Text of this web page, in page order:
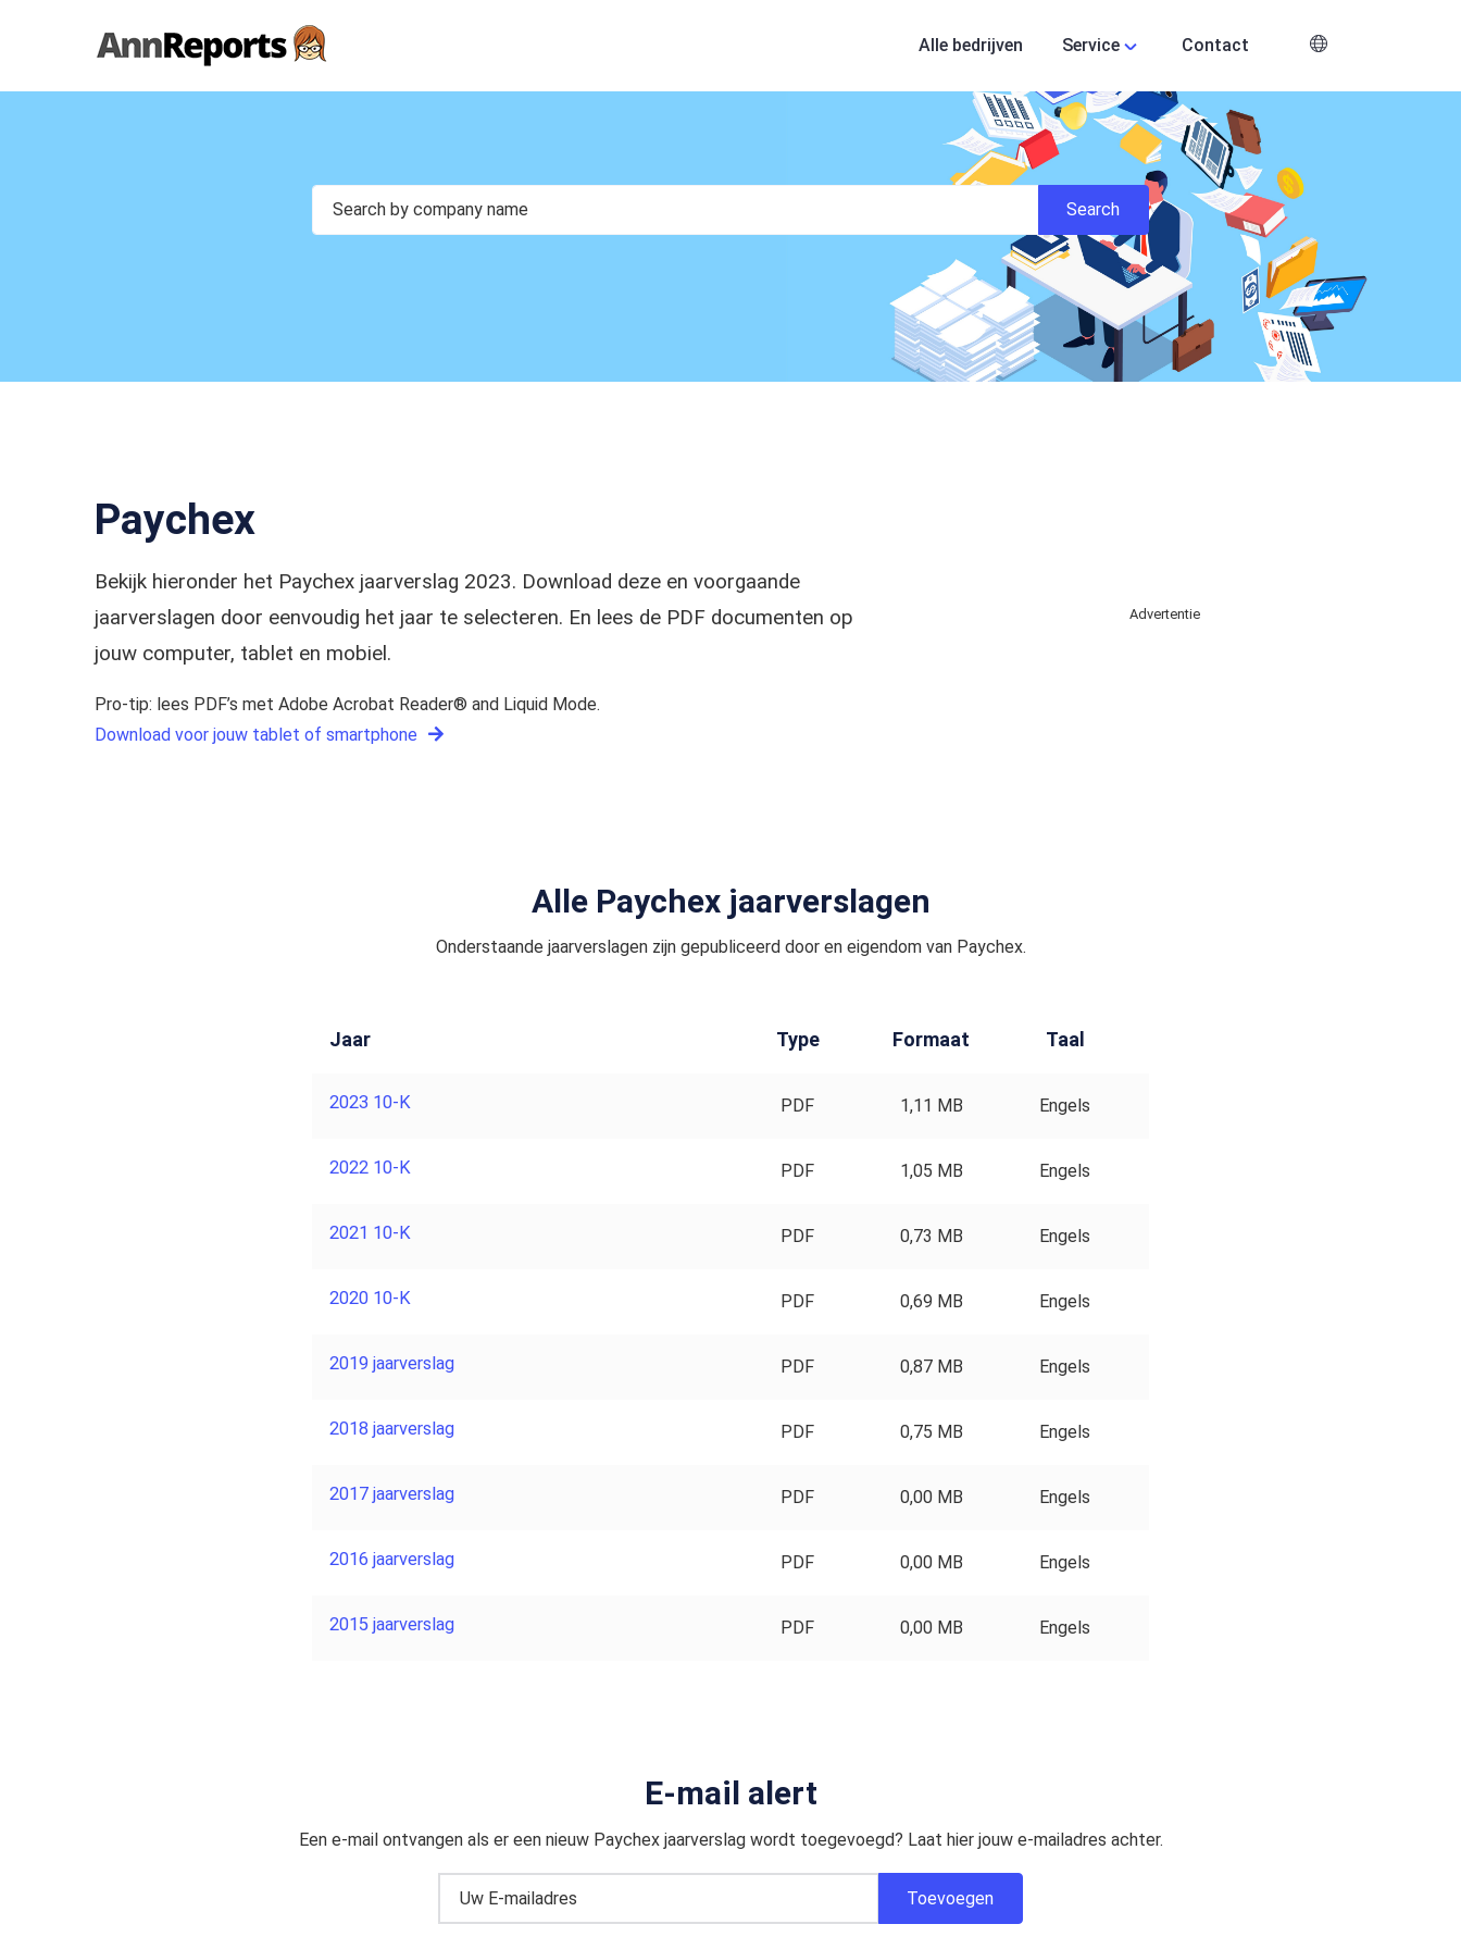
Alle bedrijven Service Contact
Paychex
Bekijk hieronder het Paychex jaarverslag 2023. Download deze en voorgaande
jaarverslagen door eenvoudig het jaar te selecteren. En lees de PDF documenten op
jouw computer, tablet en mobiel.
Pro-tip: lees PDF’s met Adobe Acrobat Reader® and Liquid Mode.
Download voor jouw tablet of smartphone
Advertentie
Alle Paychex jaarverslagen
Onderstaande jaarverslagen zijn gepubliceerd door en eigendom van Paychex.
Jaar Type Formaat Taal
2023 10-K PDF 1,11 MB Engels
2022 10-K PDF 1,05 MB Engels
2021 10-K PDF 0,73 MB Engels
2020 10-K PDF 0,69 MB Engels
2019 jaarverslag PDF 0,87 MB Engels
2018 jaarverslag PDF 0,75 MB Engels
2017 jaarverslag PDF 0,00 MB Engels
2016 jaarverslag PDF 0,00 MB Engels
2015 jaarverslag PDF 0,00 MB Engels
E-mail alert
Een e-mail ontvangen als er een nieuw Paychex jaarverslag wordt toegevoegd? Laat hier jouw e-mailadres achter.